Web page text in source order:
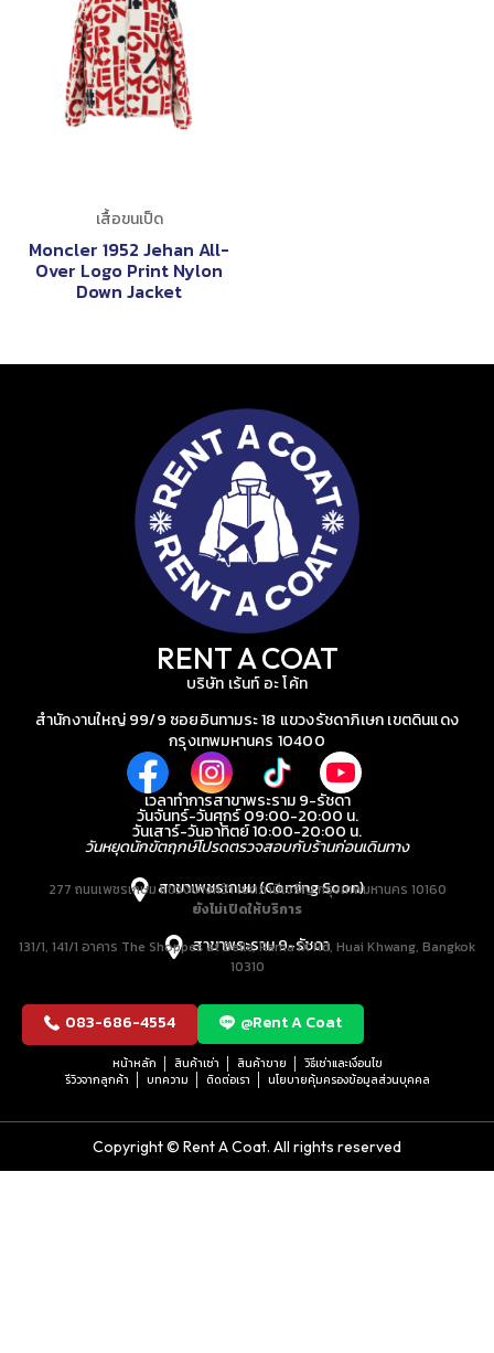
เสื้อขนเป็ด
Moncler 1952 Jehan All-
Over Logo Print Nylon
Down Jacket
RENT A COAT
บริษัท เร้นท์ อะ โค้ท
สำนักงานใหญ่ 99/9 ซอยอินทามระ 18 แขวงรัชดาภิเษก เขตดินแดง
กรุงเทพมหานคร 10400
เวลาทำการสาขาพระราม 9-รัชดา
วันจันทร์-วันศุกร์ 09:00-20:00 น.
วันเสาร์-วันอาทิตย์ 10:00-20:00 น.
วันหยุดนักขัตฤกษ์โปรดตรวจสอบกับร้านก่อนเดินทาง
สาขาเพชรเกษม (Coming Soon)
277 ถนนเพชรเกษม แขวงบางหว้า เขตภาษีเจริญ กรุงเทพมหานคร 10160
ยังไม่เปิดให้บริการ
สาขาพระราม 9-รัชดา
131/1, 141/1 อาคาร The Shoppes at Belle, Rama IX Rd, Huai Khwang, Bangkok
10310
083-686-4554 @Rent A Coat
หน้าหลัก สินค้าเช่า สินค้าขาย
วิธีเช่าและเงื่อนไข
รีวิวจากลูกค้า
บทความ ติดต่อเรา นโยบายคุ้มครองข้อมูลส่วนบุคคล
Copyright © Rent A Coat. All rights reserved